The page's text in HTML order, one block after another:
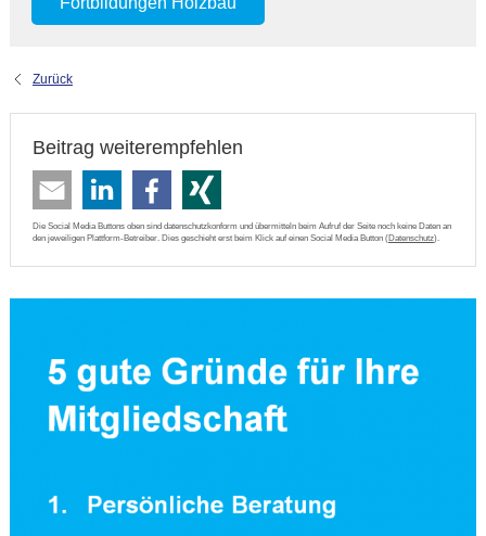
Zurück
Beitrag weiterempfehlen
Die Social Media Buttons oben sind datenschutzkonform und übermitteln beim Aufruf der Seite noch keine Daten an
den jeweiligen Plattform-Betreiber. Dies geschieht erst beim Klick auf einen Social Media Button (Datenschutz).